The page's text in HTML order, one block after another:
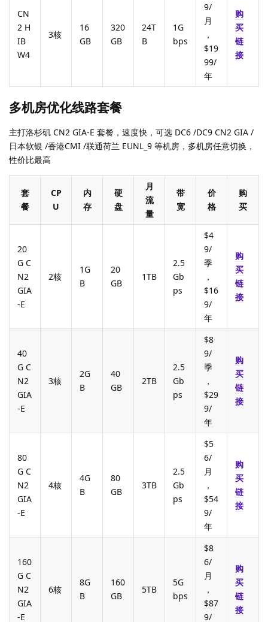
CN
2 H
IB
W4
3核
16
GB
320
GB
24T
B
1G
bps
9/
月
，
$19
99/
年
购
买
链
接
多机房优化线路套餐
主打洛杉矶 CN2 GIA-E 套餐，速度快，可选 DC6 /DC9 CN2 GIA /
日本软银 /香港CMI /联通荷兰 EUNL_9 等机房，多机房任意切换，
性价比最高
套
餐
CP
U
内
存
硬
盘
月
流
量
带
宽
价
格
购
买
20
G C
N2
GIA
-E
2核
1G
B
20
GB
1TB
2.5
Gb
ps
$4
9/
季
，
$16
9/
年
购
买
链
接
40
G C
N2
GIA
-E
3核
2G
B
40
GB
2TB
2.5
Gb
ps
$8
9/
季
，
$29
9/
年
购
买
链
接
80
G C
N2
GIA
-E
4核
4G
B
80
GB
3TB
2.5
Gb
ps
$5
6/
月
，
$54
9/
年
购
买
链
接
160
G C
N2
GIA
-E
6核
8G
B
160
GB
5TB
5G
bps
$8
6/
月
，
$87
9/
购
买
链
接